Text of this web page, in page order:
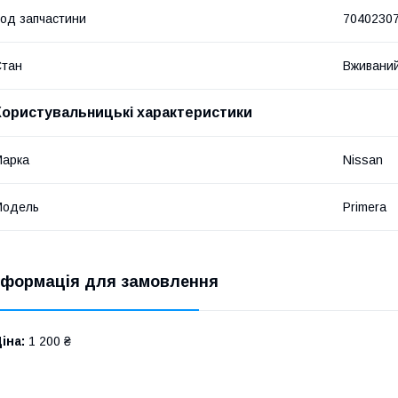
запчастини
характеристики
Nissan
Primera
для замовлення
1 200 ₴